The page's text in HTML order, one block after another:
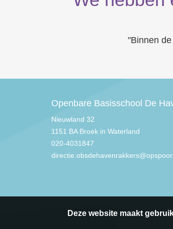
"Binnen
Openbare Basisschool De
Nieuwland 32
1151 BA Broek in Waterland
020-4031847
Deze website maakt